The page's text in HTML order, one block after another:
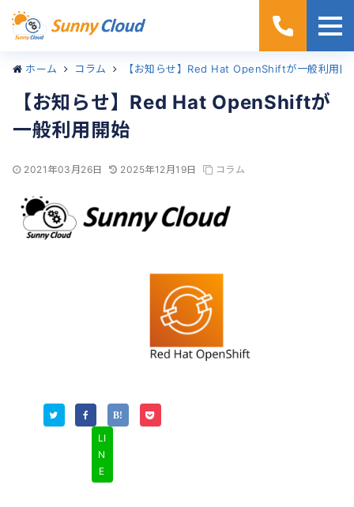
ホーム コラム 【お知らせ】Red Hat OpenShiftが一般利用開
【お知らせ】Red Hat OpenShiftが
一般利用開始
2021年03月26日 2025年12月19日 コラム
LI
N
E